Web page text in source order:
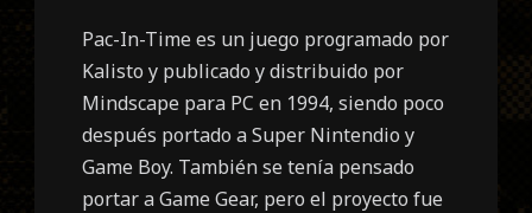
Pac-In-Time es un juego programado por
Kalisto y publicado y distribuido por
Mindscape para PC en 1994, siendo poco
después portado a Super Nintendio y
Game Boy. También se tenía pensado
portar a Game Gear, pero el proyecto fue